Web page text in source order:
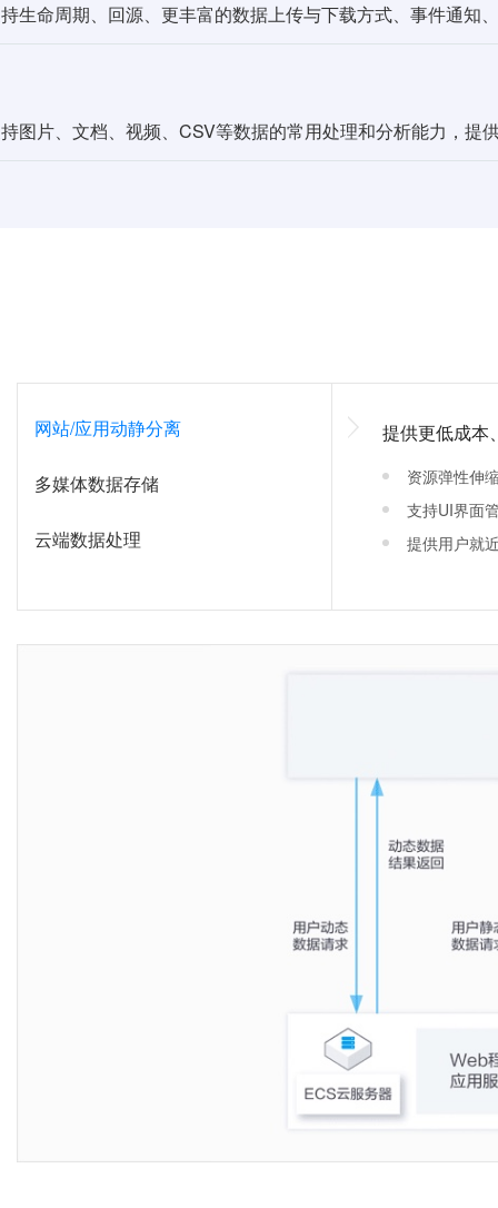
生命周期、回源、更丰富的数据上传与下载方式、事件通知
图片、文档、视频、CSV等数据的常用处理和分析能力，提
网站/应用动静分离
多媒体数据存储
云端数据处理
提供更低成本
资源弹性伸
支持UI界面
提供用户就